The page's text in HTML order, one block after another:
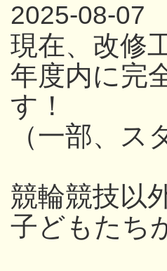
2025-08-07
現在、改修
年度内に完
す！
（一部、
競輪競技以
子どもたち